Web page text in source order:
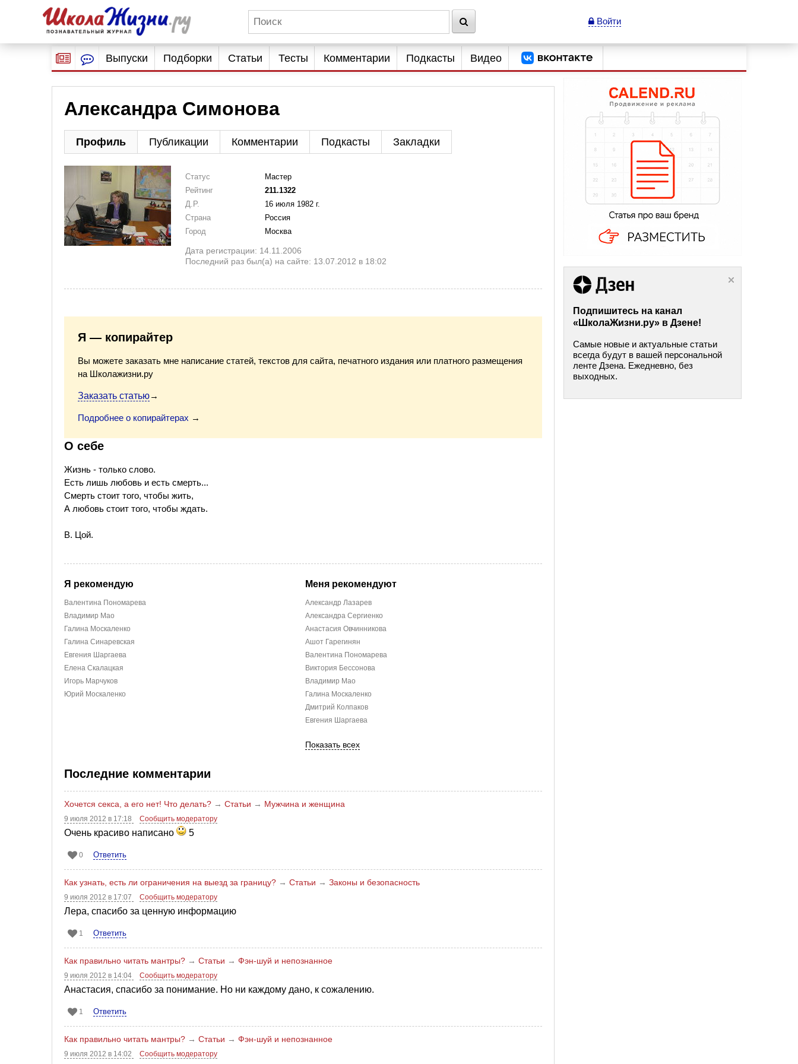
Войти
Выпуски Подборки Статьи Тесты Комментарии Подкасты Видео
Александра Симонова
Профиль Публикации Комментарии Подкасты Закладки
Статус
Мастер
Рейтинг
211.1322
Д.Р.
16 июля 1982 г.
Страна
Россия
Город
Москва
Дата регистрации: 14.11.2006
Последний раз был(а) на сайте: 13.07.2012 в 18:02
Я — копирайтер
Вы можете заказать мне написание статей, текстов для сайта, печатного издания или платного размещения
на Школажизни.ру
Заказать статью→
Подробнее о копирайтерах →
О себе
Жизнь - только слово.
Есть лишь любовь и есть смерть...
Смерть стоит того, чтобы жить,
А любовь стоит того, чтобы ждать.
В. Цой.
Я рекомендую
Валентина Пономарева
Владимир Мао
Галина Москаленко
Галина Синаревская
Евгения Шаргаева
Елена Скалацкая
Игорь Марчуков
Юрий Москаленко
Меня рекомендуют
Александр Лазарев
Александра Сергиенко
Анастасия Овчинникова
Ашот Гарегинян
Валентина Пономарева
Виктория Бессонова
Владимир Мао
Галина Москаленко
Дмитрий Колпаков
Евгения Шаргаева
Показать всех
Последние комментарии
Хочется секса, а его нет! Что делать? → Статьи → Мужчина и женщина
9 июля 2012 в 17:18 Сообщить модератору
Очень красиво написано 5
0 Ответить
Как узнать, есть ли ограничения на выезд за границу? → Статьи → Законы и безопасность
9 июля 2012 в 17:07 Сообщить модератору
Лера, спасибо за ценную информацию
1 Ответить
Как правильно читать мантры? → Статьи → Фэн-шуй и непознанное
9 июля 2012 в 14:04 Сообщить модератору
Анастасия, спасибо за понимание. Но ни каждому дано, к сожалению.
1 Ответить
Как правильно читать мантры? → Статьи → Фэн-шуй и непознанное
9 июля 2012 в 14:02 Сообщить модератору
Подпишитесь на канал
«ШколаЖизни.ру» в Дзене!
Самые новые и актуальные статьи
всегда будут в вашей персональной
ленте Дзена. Ежедневно, без
выходных.